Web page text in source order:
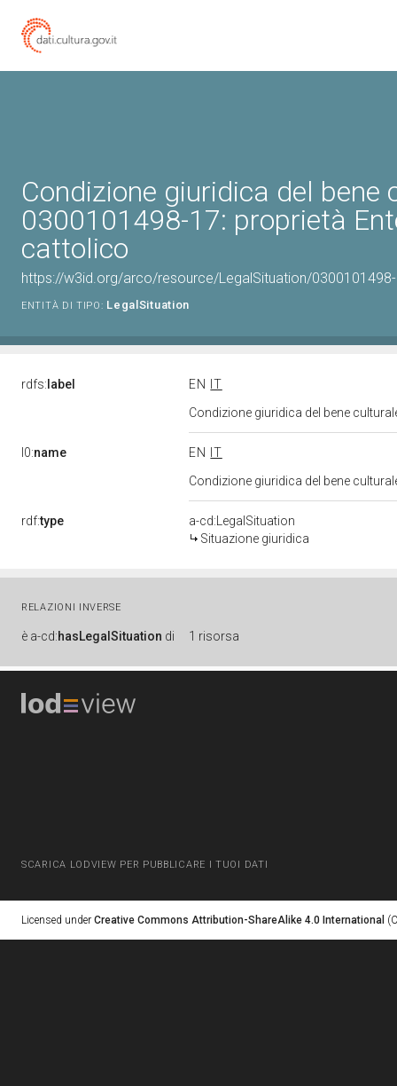
Condizione giuridica del bene
0300101498-17: proprietà
cattolico
https://w3id.org/arco/resource/LegalSituation/
ENTITÀ DI TIPO: LegalSituation
rdfs: label EN
IT
Condizione giuridica del bene
l0:name EN
IT
Condizione giuridica del bene
rdf:type
a-cd:LegalSituation
Situazione giuridica
RELAZIONI INVERSE
è a-cd:hasLegalSituation di 1 risorsa
SCARICA LODVIEW PER PUBBLICARE I TUOI DATI
Licensed under Creative Commons Attribution-ShareAlike 4.0 International